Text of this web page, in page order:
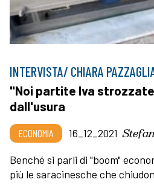
INTERVISTA/ CHIARA
"Noi partite Iva
dall'usura
ECONOMIA 16_12_2021
Benché si parli di "boom"
più le saracinesche che